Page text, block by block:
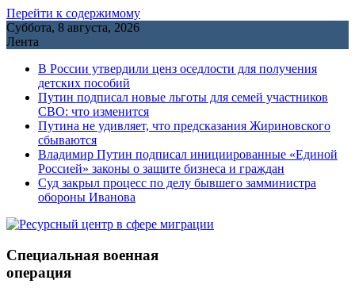
Перейти к содержимому
Суббота, 8 августа, 2026
Лента
В России утвердили ценз оседлости для получения
детских пособий
Путин подписал новые льготы для семей участников
СВО: что изменится
Путина не удивляет, что предсказания Жириновского
сбываются
Владимир Путин подписал инициированные «Единой
Россией» законы о защите бизнеса и граждан
Cуд закрыл процесс по делу бывшего замминистра
обороны Иванова
Специальная военная
операция